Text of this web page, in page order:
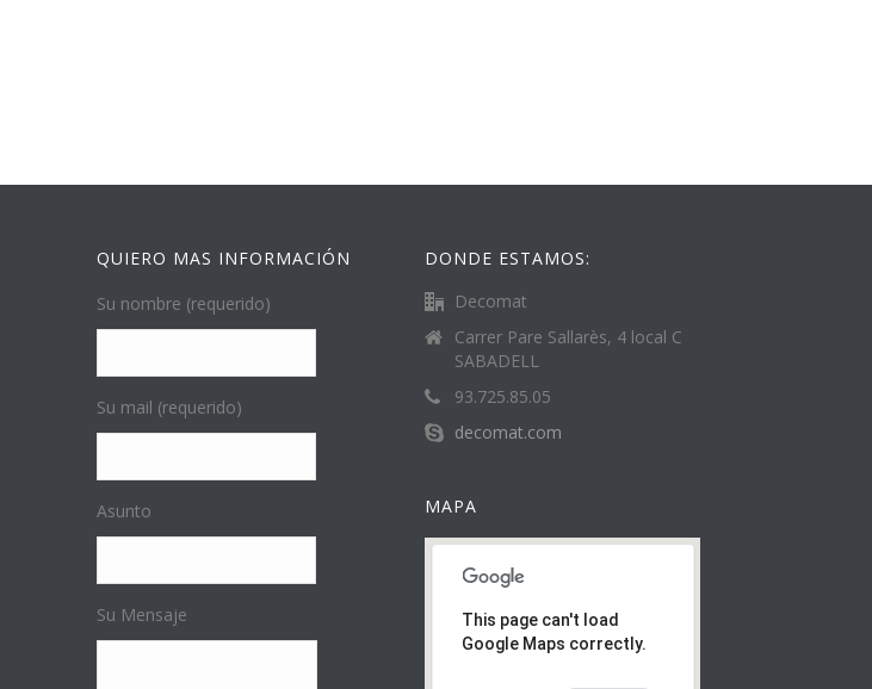
QUIERO MAS INFORMACIÓN
Su nombre (requerido)
Su mail (requerido)
Asunto
Su Mensaje
DONDE ESTAMOS:
Decomat
Carrer Pare Sallarès, 4 local C
SABADELL
93.725.85.05
decomat.com
MAPA
This page can't load
Google Maps correctly.